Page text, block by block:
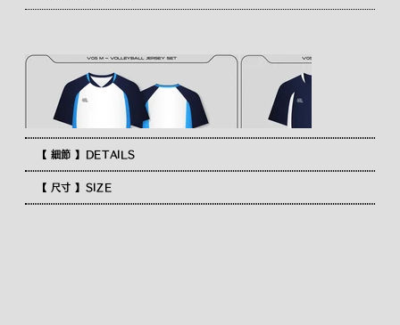
【 細節 】DETAILS
【 尺寸 】SIZE